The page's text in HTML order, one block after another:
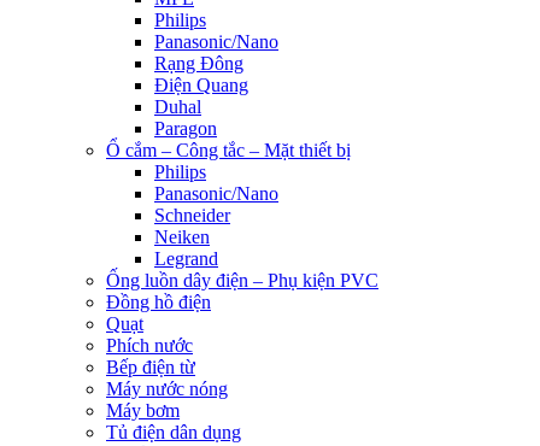
Philips
Panasonic/Nano
Rạng Đông
Điện Quang
Duhal
Paragon
Ổ cắm – Công tắc – Mặt thiết bị
Philips
Panasonic/Nano
Schneider
Neiken
Legrand
Ống luồn dây điện – Phụ kiện PVC
Đồng hồ điện
Quạt
Phích nước
Bếp điện từ
Máy nước nóng
Máy bơm
Tủ điện dân dụng